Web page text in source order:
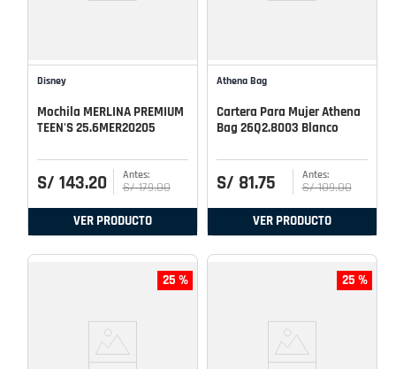
Disney
Mochila MERLINA PREMIUM
TEEN'S 25.6MER20205
S/ 143.20 S/ 179.00
VER PRODUCTO
Athena Bag
Cartera Para Mujer Athena
Bag 26Q2.8003 Blanco
S/ 81.75 S/ 109.00
VER PRODUCTO
25 % 25 %